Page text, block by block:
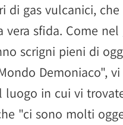
di gas vulcanici,
vera sfida. Come
scrigni pieni di
Demoniaco",
luogo in cui vi
"ci sono molti